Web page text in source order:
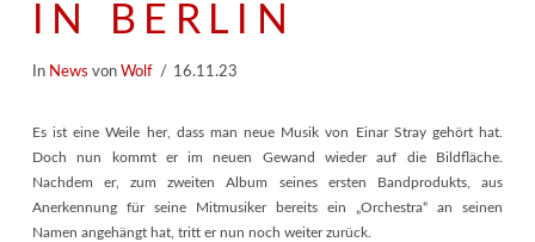
IN BERLIN
In News von Wolf 16.11.23
Es ist eine Weile her, dass man neue Musik von Einar Stray gehört hat.
Doch nun kommt er im neuen Gewand wieder auf die Bildfläche.
Nachdem er, zum zweiten Album seines ersten Bandprodukts, aus
Anerkennung für seine Mitmusiker bereits ein „Orchestra“ an seinen
Namen angehängt hat, tritt er nun noch weiter zurück.